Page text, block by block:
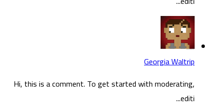
Georgia Waltrip
Hi, this is a comment. To get started with moderating,
editi...